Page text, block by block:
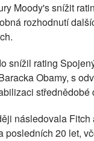
Moody's snížit
rozhodnutí
snížil rating
Obamy, s
následovala
posledních 20 let,